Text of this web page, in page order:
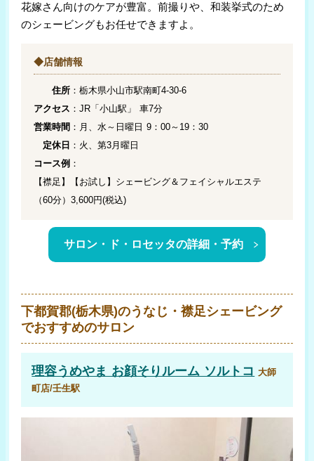
花嫁さん向けのケアが豊富。前撮りや、和装挙式のため
のシェービングもお任せできますよ。
◆店舗情報
住所 ：栃木県小山市駅南町4-30-6
アクセス ：JR「小山駅」 車7分
営業時間 ：月、水～日曜日 9：00～19：30
定休日 ：火、第3月曜日
コース例 ：
【襟足】【お試し】シェービング＆フェイシャルエステ
（60分）3,600円(税込)
サロン・ド・ロセッタの詳細・予約
下都賀郡(栃木県)のうなじ・襟足シェービング
でおすすめのサロン
理容うめやま お顔そりルーム ソルトコ 大師
町店/壬生駅